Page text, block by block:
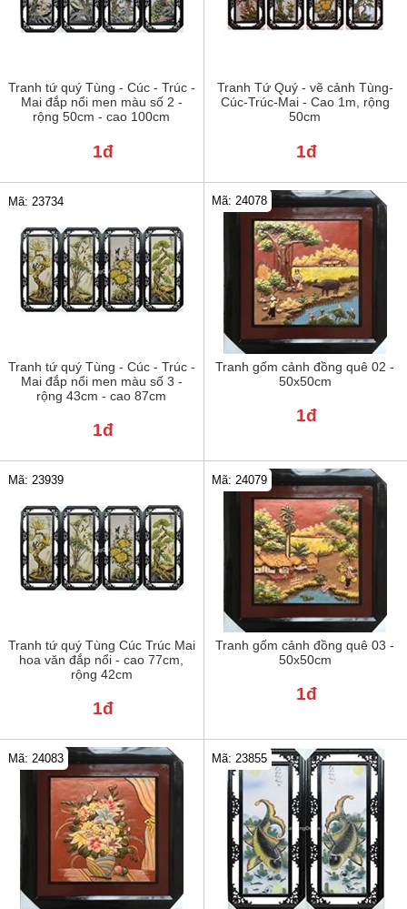
Tranh tứ quý Tùng - Cúc - Trúc -
Mai đắp nổi men màu số 2 -
rộng 50cm - cao 100cm
1đ
Tranh Tứ Quý - vẽ cảnh Tùng-
Cúc-Trúc-Mai - Cao 1m, rộng
50cm
1đ
Tranh tứ quý Tùng - Cúc - Trúc -
Mai đắp nổi men màu số 3 -
rộng 43cm - cao 87cm
Mã: 23734
1đ
Tranh gốm cảnh đồng quê 02 -
50x50cm
Mã: 24078
1đ
Tranh tứ quý Tùng Cúc Trúc Mai
hoa văn đắp nổi - cao 77cm,
rộng 42cm
Mã: 23939
1đ
Tranh gốm cảnh đồng quê 03 -
50x50cm
Mã: 24079
1đ
Mã: 24083 Mã: 23855